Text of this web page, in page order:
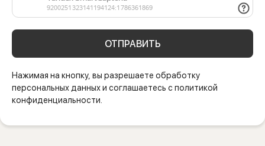
ОТПРАВИТЬ
Нажимая на кнопку, вы разрешаете обработку
персональных данных и соглашаетесь с политикой
конфиденциальности.